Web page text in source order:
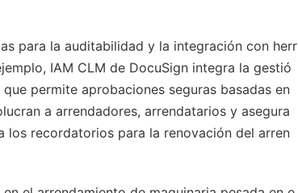
para la auditabilidad y la integración con herr
IAM CLM de DocuSign integra la gestió
permite aprobaciones seguras basadas en
a arrendadores, arrendatarios y asegura
recordatorios para la renovación del arren